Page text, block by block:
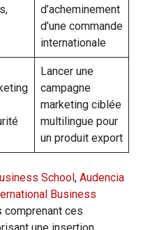
d’acheminement
d’une commande
internationale
Lancer une
campagne
marketing ciblée
multilingue pour
un produit export
School, Audencia
Business
ces
une insertion